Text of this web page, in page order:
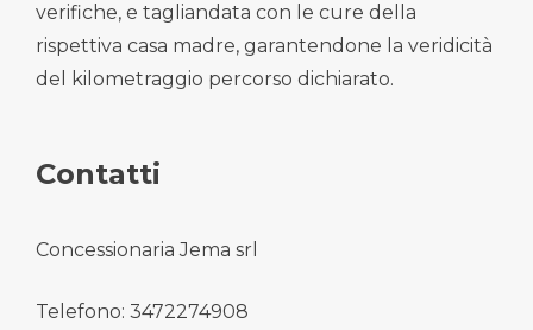
verifiche, e tagliandata con le cure della
rispettiva casa madre, garantendone la veridicità
del kilometraggio percorso dichiarato.
Contatti
Concessionaria Jema srl
Telefono: 3472274908